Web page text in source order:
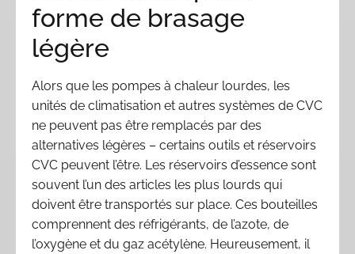
forme de brasage
légère
Alors que les pompes à chaleur lourdes, les
unités de climatisation et autres systèmes de CVC
ne peuvent pas être remplacés par des
alternatives légères – certains outils et réservoirs
CVC peuvent l’être. Les réservoirs d’essence sont
souvent l’un des articles les plus lourds qui
doivent être transportés sur place. Ces bouteilles
comprennent des réfrigérants, de l’azote, de
l’oxygène et du gaz acétylène. Heureusement, il